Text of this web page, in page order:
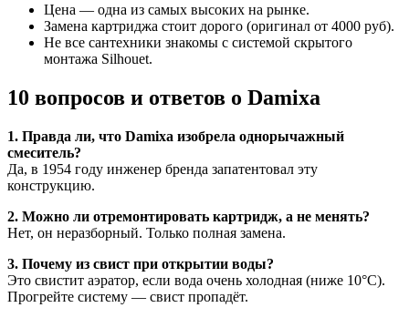
Цена — одна из самых высоких на рынке.
Замена картриджа стоит дорого (оригинал от 4000 руб).
Не все сантехники знакомы с системой скрытого
монтажа Silhouet.
10 вопросов и ответов о Damixa
1. Правда ли, что Damixa изобрела однорычажный
смеситель?
Да, в 1954 году инженер бренда запатентовал эту
конструкцию.
2. Можно ли отремонтировать картридж, а не менять?
Нет, он неразборный. Только полная замена.
3. Почему из свист при открытии воды?
Это свистит аэратор, если вода очень холодная (ниже 10°C).
Прогрейте систему — свист пропадёт.